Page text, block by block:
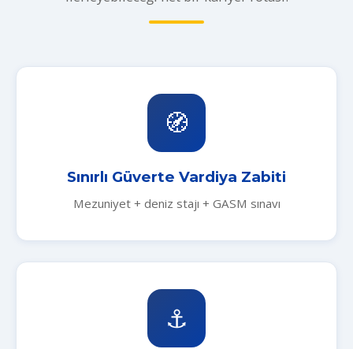
🧭
Sınırlı Güverte Vardiya Zabiti
Mezuniyet + deniz stajı + GASM sınavı
⚓